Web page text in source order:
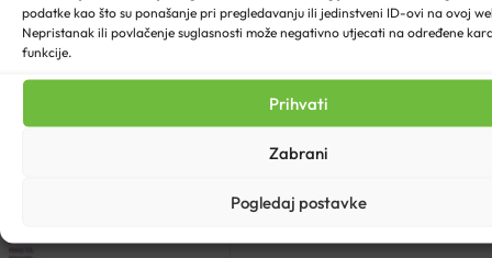
podatke kao što su ponašanje pri pregledavanju ili jedinstveni ID-ovi na ovoj
Nepristanak ili povlačenje suglasnosti može negativno utjecati na određene
funkcije.
Prihvati
Zabrani
Pogledaj postavke